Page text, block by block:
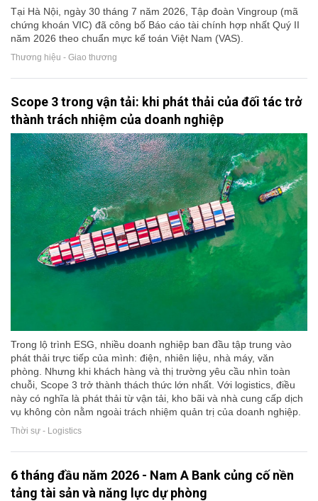
Tại Hà Nội, ngày 30 tháng 7 năm 2026, Tập đoàn Vingroup (mã
chứng khoán VIC) đã công bố Báo cáo tài chính hợp nhất Quý II
năm 2026 theo chuẩn mực kế toán Việt Nam (VAS).
Thương hiệu - Giao thương
Scope 3 trong vận tải: khi phát thải của đối tác trở
thành trách nhiệm của doanh nghiệp
Trong lộ trình ESG, nhiều doanh nghiệp ban đầu tập trung vào
phát thải trực tiếp của mình: điện, nhiên liệu, nhà máy, văn
phòng. Nhưng khi khách hàng và thị trường yêu cầu nhìn toàn
chuỗi, Scope 3 trở thành thách thức lớn nhất. Với logistics, điều
này có nghĩa là phát thải từ vận tải, kho bãi và nhà cung cấp dịch
vụ không còn nằm ngoài trách nhiệm quản trị của doanh nghiệp.
Thời sự - Logistics
6 tháng đầu năm 2026 - Nam A Bank củng cố nền
tảng tài sản và năng lực dự phòng